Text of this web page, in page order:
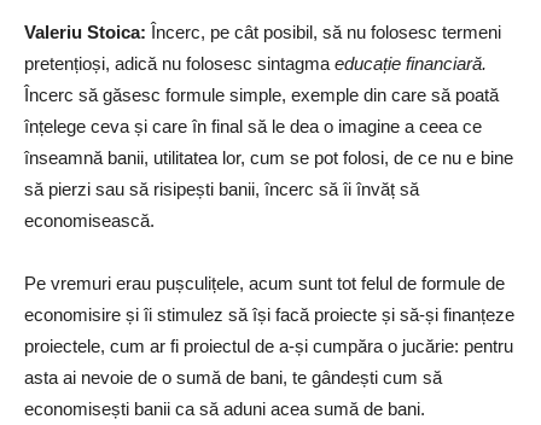
Valeriu Stoica: Încerc, pe cât posibil, să nu folosesc termeni
pretențioși, adică nu folosesc sintagma educație financiară.
Încerc să găsesc formule simple, exemple din care să poată
înțelege ceva și care în final să le dea o imagine a ceea ce
înseamnă banii, utilitatea lor, cum se pot folosi, de ce nu e bine
să pierzi sau să risipești banii, încerc să îi învăț să
economisească.
Pe vremuri erau pușculițele, acum sunt tot felul de formule de
economisire și îi stimulez să își facă proiecte și să-și finanțeze
proiectele, cum ar fi proiectul de a-și cumpăra o jucărie: pentru
asta ai nevoie de o sumă de bani, te gândești cum să
economisești banii ca să aduni acea sumă de bani.